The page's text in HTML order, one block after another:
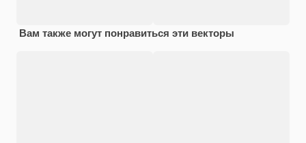
Вам также могут понравиться эти векторы